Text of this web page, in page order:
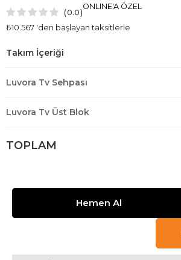
0.0
₺10.567 'den başlayan taksitlerle
ONLINE'A ÖZEL
Luvora Tv Sehpası
Luvora Tv Üst Blok
TOPLAM